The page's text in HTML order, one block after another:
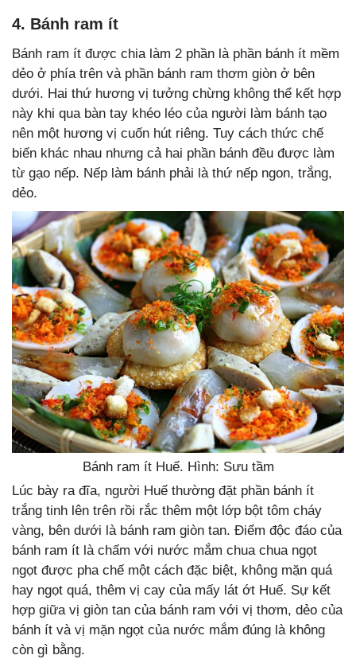
4. Bánh ram ít
Bánh ram ít được chia làm 2 phần là phần bánh ít mềm
dẻo ở phía trên và phần bánh ram thơm giòn ở bên
dưới. Hai thứ hương vị tưởng chừng không thể kết hợp
này khi qua bàn tay khéo léo của người làm bánh tạo
nên một hương vị cuốn hút riêng. Tuy cách thức chế
biến khác nhau nhưng cả hai phần bánh đều được làm
từ gạo nếp. Nếp làm bánh phải là thứ nếp ngon, trắng,
dẻo.
Bánh ram ít Huế. Hình: Sưu tầm
Lúc bày ra đĩa, người Huế thường đặt phần bánh ít
trắng tinh lên trên rồi rắc thêm một lớp bột tôm cháy
vàng, bên dưới là bánh ram giòn tan. Điểm độc đáo của
bánh ram ít là chấm với nước mắm chua chua ngọt
ngọt được pha chế một cách đặc biệt, không mặn quá
hay ngọt quá, thêm vị cay của mấy lát ớt Huế. Sự kết
hợp giữa vị giòn tan của bánh ram với vị thơm, dẻo của
bánh ít và vị mặn ngọt của nước mắm đúng là không
còn gì bằng.